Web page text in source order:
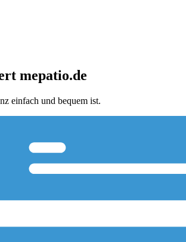
mepatio.de
einfach und bequem ist.